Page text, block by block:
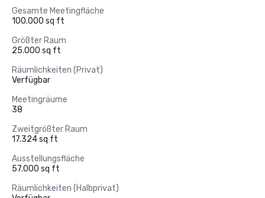
Gesamte Meetingfläche
100.000 sq ft
Größter Raum
25.000 sq ft
Räumlichkeiten (Privat)
Verfügbar
Meetingräume
38
Zweitgrößter Raum
17.324 sq ft
Ausstellungsfläche
57.000 sq ft
Räumlichkeiten (Halbprivat)